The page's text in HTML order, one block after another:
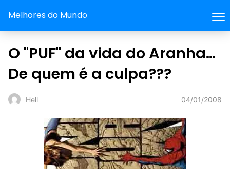
Melhores do Mundo
O "PUF" da vida do Aranha…
De quem é a culpa???
Hell 04/01/2008